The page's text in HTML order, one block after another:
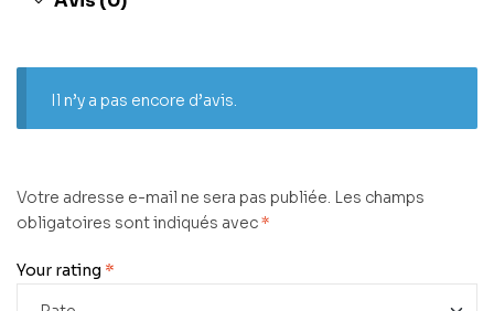
Il n’y a pas encore d’avis.
Votre adresse e-mail ne sera pas publiée. Les champs
obligatoires sont indiqués avec*
Your rating *